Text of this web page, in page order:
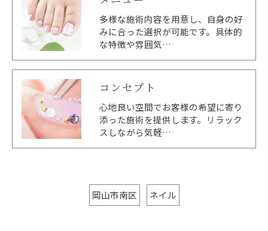
多様な施術内容を用意し、自身の好
みに合った選択が可能です。具体的
な特徴や雰囲気…
コンセプト
心地良い空間でお客様の希望に寄り
添った施術を提供します。リラック
スしながら気軽…
岡山市南区 ネイル